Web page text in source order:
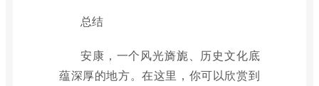
总结
安康，一个风光旖旎、历史文化底
蕴深厚的地方。在这里，你可以欣赏到